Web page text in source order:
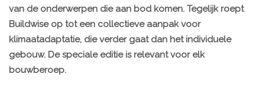
van de onderwerpen die aan bod komen. Tegelijk roept
Buildwise op tot een collectieve aanpak voor
klimaatadaptatie, die verder gaat dan het individuele
gebouw. De speciale editie is relevant voor elk
bouwberoep.